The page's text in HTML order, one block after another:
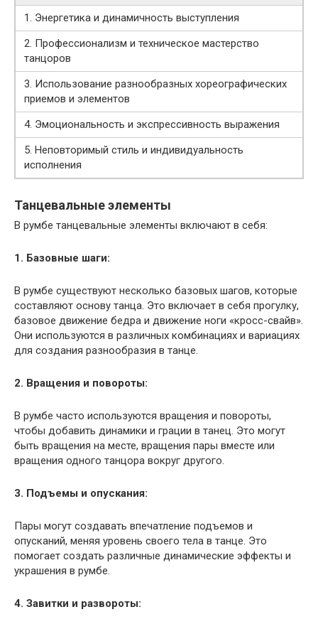
1. Энергетика и динамичность выступления
2. Профессионализм и техническое мастерство
танцоров
3. Использование разнообразных хореографических
приемов и элементов
4. Эмоциональность и экспрессивность выражения
5. Неповторимый стиль и индивидуальность
исполнения
Танцевальные элементы
В румбе танцевальные элементы включают в себя:
1. Базовные шаги:
В румбе существуют несколько базовых шагов, которые
составляют основу танца. Это включает в себя прогулку,
базовое движение бедра и движение ноги «кросс-свайв».
Они используются в различных комбинациях и вариациях
для создания разнообразия в танце.
2. Вращения и повороты:
В румбе часто используются вращения и повороты,
чтобы добавить динамики и грации в танец. Это могут
быть вращения на месте, вращения пары вместе или
вращения одного танцора вокруг другого.
3. Подъемы и опускания:
Пары могут создавать впечатление подъемов и
опусканий, меняя уровень своего тела в танце. Это
помогает создать различные динамические эффекты и
украшения в румбе.
4. Завитки и развороты: